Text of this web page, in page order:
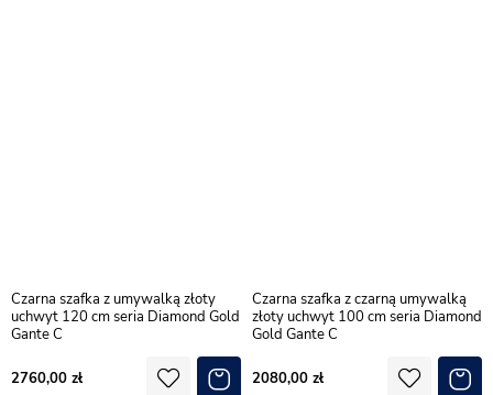
Czarna szafka z umywalką złoty
uchwyt 120 cm seria Diamond Gold
Gante C
2760,00
Czarna szafka z czarną umywalką
złoty uchwyt 100 cm seria Diamond
Gold Gante C
2080,00